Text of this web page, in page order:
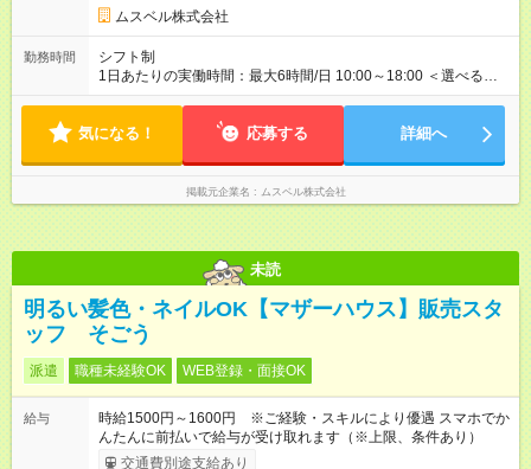
ません。 【試用期間】試用期間あり 試用期間の長さ：2ヶ月
※ 雇用形態と給与に、本採用時と異なる部分があります。 雇用
形態：中途採用（契約社員） 給与：本採用時と同じです。 ※試
用期間は2ヶ月で、その間は有期契約です。そのほかの条件に変
間3ヶ月になります。
ムスベル株式会社
勤務時間
シフト制
1日あたりの実働時間：最大6時間/日 10:00～18:00 ＜選べるシ
フト＞ (1)10:00～16:00 (2)10:00～17:00 (3)10:00～18:00 ◎
（希望シフト制） ◎原則定時退社／残業はほとんどありませ
気になる！ 応募する 詳細へ
掲載元企業名 ムスベル株式会社
未読
明るい髪色・ネイルOK【マザーハウス】販売スタ
ッフ そごう
派遣 職種未経験OK WEB登録・面接OK
給与
時給1500円～1600円 ※ご経験・スキルにより優遇 スマホでか
んたんに前払いで給与が受け取れます（※上限、条件あり）
交通費別途支給あり